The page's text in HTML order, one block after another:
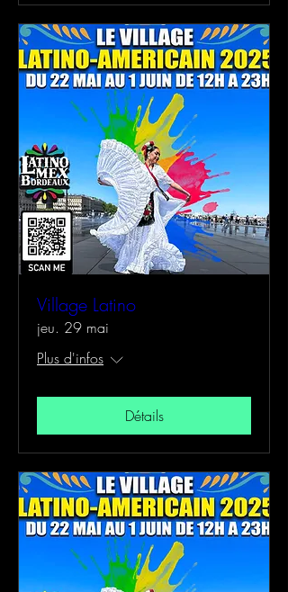
Village Latino
jeu. 29 mai
Plus d'infos
Détails